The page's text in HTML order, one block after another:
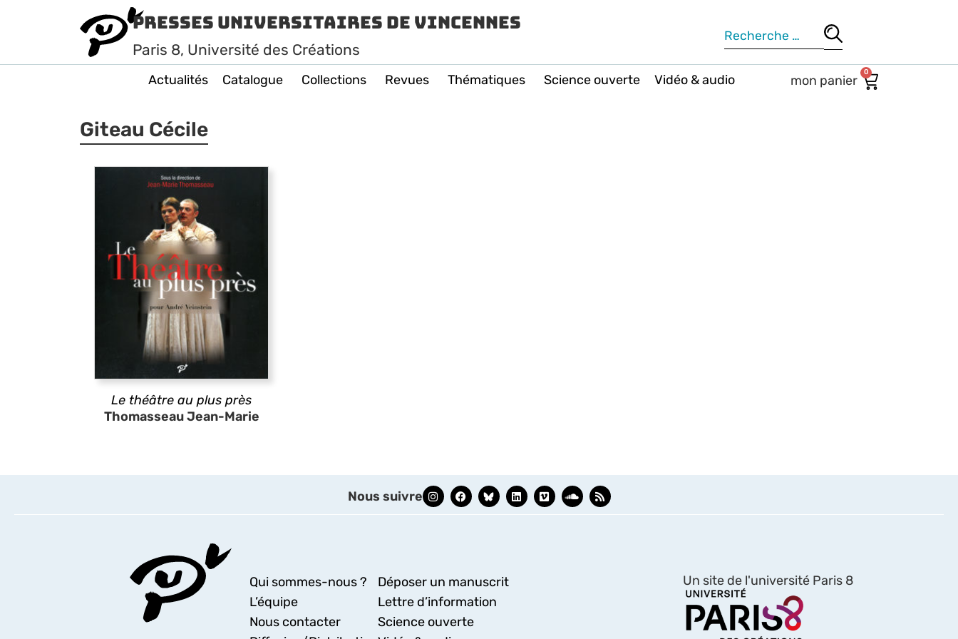
Presses Universitaires de Vincennes
Paris 8, Université des Créations
Actualités Catalogue Collections Revues Thématiques Science ouverte Vidéo & audio 0
Giteau Cécile
Le théâtre au plus près
Thomasseau Jean-Marie
Nous suivre
Qui sommes-nous ?
L’équipe
Nous contacter
Déposer un manuscrit
Lettre d’information
Science ouverte
Un site de l'université Paris 8